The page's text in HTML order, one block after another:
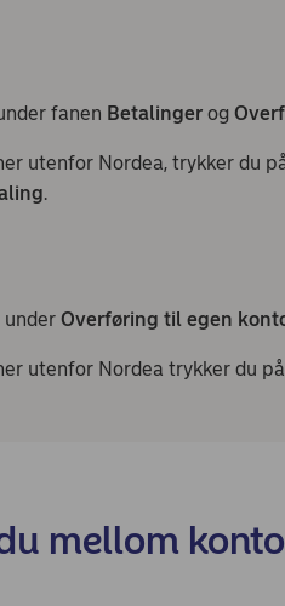
fanen Betalinger og
utenfor Nordea, trykker du
.
under Overføring til egen
utenfor Nordea trykker du på
mellom